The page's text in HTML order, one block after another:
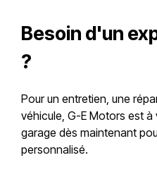
Besoin d'un
?
Pour un entretien, une
véhicule, G-E Motors est
garage dès maintenant
personnalisé.